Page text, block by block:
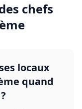
chefs
locaux
quand